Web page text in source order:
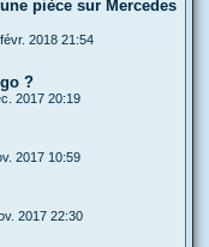
pièce sur Mercedes
2018 21:54
?
2017 20:19
2017 10:59
2017 22:30